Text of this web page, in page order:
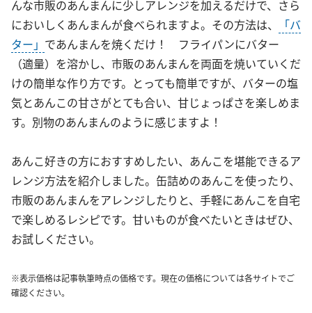
んな市販のあんまんに少しアレンジを加えるだけで、さら
においしくあんまんが食べられますよ。その方法は、
「バ
ター」 であんまんを焼くだけ！ フライパンにバター
（適量）を溶かし、市販のあんまんを両面を焼いていくだ
けの簡単な作り方です。とっても簡単ですが、バターの塩
気とあんこの甘さがとても合い、甘じょっぱさを楽しめま
す。別物のあんまんのように感じますよ！
あんこ好きの方におすすめしたい、あんこを堪能できるア
レンジ方法を紹介しました。缶詰めのあんこを使ったり、
市販のあんまんをアレンジしたりと、手軽にあんこを自宅
で楽しめるレシピです。甘いものが食べたいときはぜひ、
お試しください。
※表示価格は記事執筆時点の価格です。現在の価格については各サイトでご
確認ください。